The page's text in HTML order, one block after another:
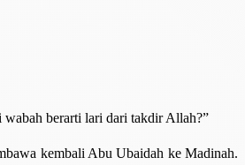
wabah berarti lari dari takdir Allah?”
kembali Abu Ubaidah ke Madinah.